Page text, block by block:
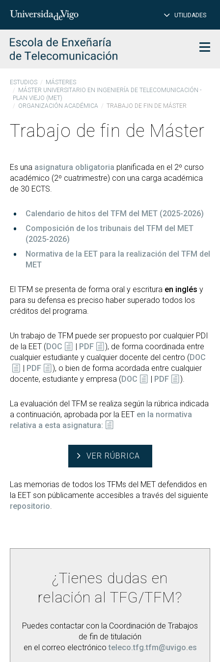
Insertar
para
buscar
UTILIDADES
ESTUDIOS
MÁSTERES
MÁSTER UNIVERSITARIO EN INGENIERÍA DE TELECOMUNICACIÓN -
PLAN VIEJO (MET)
ORGANIZACIÓN ACADÉMICA
TRABAJO DE FIN DE MÁSTER
Trabajo de fin de Máster
Es una asignatura obligatoria planificada en el 2º curso
académico (2º cuatrimestre) con una carga académica
de 30 ECTS.
Calendario de hitos del TFM del MET (2025-2026)
Composición de los tribunais del TFM del MET
(2025-2026)
Normativa de la EET para la realización del TFM del
MET
El TFM se presenta de forma oral y escritura en inglés y
para su defensa es preciso haber superado todos los
créditos del programa.
Un trabajo de TFM puede ser propuesto por cualquier PDI
de la EET ( DOC PDF
), de forma coordinada entre
cualquier estudiante y cualquier docente del centro ( DOC
PDF
), o bien de forma acordada entre cualquier
docente, estudiante y empresa ( DOC PDF ).
La evaluación del TFM se realiza según la rúbrica indicada
a continuación, aprobada por la EET en la normativa
relativa a esta asignatura:
VER RÚBRICA
Las memorias de todos los TFMs del MET defendidos en
la EET son públicamente accesibles a través del siguiente
repositorio.
¿Tienes dudas en
relación al TFG/TFM?
Puedes contactar con la Coordinación de Trabajos
de fin de titulación
en el correo electrónicoteleco.tfg.tfm@uvigo.es